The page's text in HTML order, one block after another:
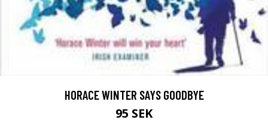
HORACE WINTER SAYS GOODBYE
95 SEK